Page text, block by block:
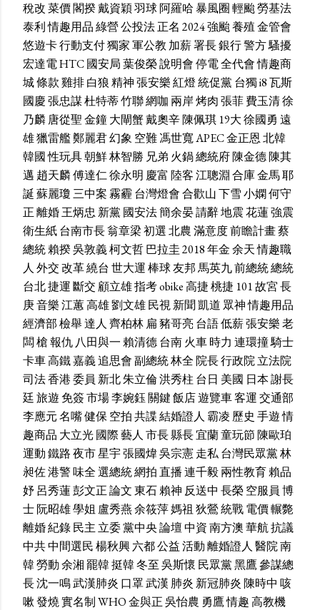
稅改菜價閣揆戴資穎羽球阿羅哈暴風圈輕颱勞基法
泰利情趣用品綠營公投法正名 2024強颱養殖金管會
悠遊卡行動支付獨家軍公教 加薪署長銀行警方騷擾
宏達電HTC國安局葉俊榮說明會停電全代會情趣商
城條款雞排白狼精神張安樂紅燈統促黨台獨i8瓦斯
國慶張忠謀杜特蒂竹聯網咖 兩岸烤肉張菲費玉清徐
乃麟唐從聖金鐘大閘蟹戴奧辛陳佩琪 19大徐國勇 遠
雄獵雷艦鄭麗君幻象 空難馮世寬APEC金正恩北韓
韓國性玩具朝鮮林智勝 兄弟 火鍋總統府陳金德陳其
邁 趙天麟傅達仁徐永明 慶富 陸客江聰淵 合庫金馬耶
誕蘇麗瓊三中案霧霾 台灣燈會合歡山下雪小嫻何守
正離婚王炳忠 新黨國安法簡余晏請辭地震花蓮強震
衛生紙台南市長翁章梁初選北農滿意度前瞻計畫蔡
總統賴揆吳敦義柯文哲巴拉圭2018年金余天情趣職
人 外交改革繞台 世大運棒球友邦馬英九前總統總統
台北捷運 斷交 顧立雄指考obike高捷桃捷 101故宮長
庚音樂江蕙高雄劉文雄民視新聞 凱道 眾神情趣用品
經濟部檢舉達人 齊柏林 扁豬哥亮台語低薪張安樂老
闆槍報仇 八田與一賴清德台南火車時力 連環撞騎士
卡車高鐵嘉義追思會副總統林全 院長行政院立法院
司法香港委員 新北朱立倫洪秀柱 台日 美國 日本謝長
廷旅遊 免簽市場李婉鈺關鍵飯店遊覽車客運交通部
李應元名嘴健保空拍共諜結婚證人 霸凌 歷史 手遊情
趣商品 大立光國際藝人 市長縣長宜蘭童玩節陳歐珀
運動鐵路夜市星宇張國煒吳宗憲走私台灣民眾黨林
昶佐港警味全選總統網拍直播連千毅兩性教育賴品
妤呂秀蓮彭文正論文東石賴神 反送中 長榮空服員 博
士阮昭雄學姐 盧秀燕余筱萍媽祖 狄鶯統戰電價輾斃
離婚紀錄民主 立委黨中央論壇中資南方澳華航抗議
中共中間選民楊秋興六都公益活動離婚證人 醫院南
韓勞動余湘罷韓挺韓冬至吳斯懷 民眾黨黑鷹參謀總
長沈一鳴武漢肺炎 口罩武漢 肺炎 新冠肺炎陳時中 咳
嗽發燒實名制WHO金與正吳怡農 勇鷹情趣高教機